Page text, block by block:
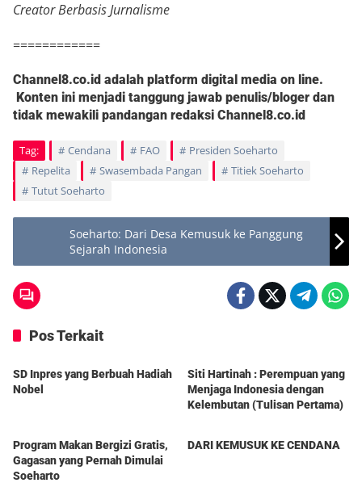
Creator Berbasis Jurnalisme
============
Channel8.co.id adalah platform digital media on line.
Konten ini menjadi tanggung jawab penulis/bloger dan
tidak mewakili pandangan redaksi Channel8.co.id
Tag: Cendana FAO
Presiden Soeharto
Repelita
Swasembada Pangan
Titiek Soeharto
Tutut Soeharto
Soeharto: Dari Desa Kemusuk ke Panggung
Sejarah Indonesia
Pos Terkait
Berita
SD Inpres yang Berbuah Hadiah
Nobel
Siti Hartinah : Perempuan yang
Menjaga Indonesia dengan
Kelembutan (Tulisan Pertama)
Program Makan Bergizi Gratis,
Gagasan yang Pernah Dimulai
Soeharto
DARI KEMUSUK KE CENDANA